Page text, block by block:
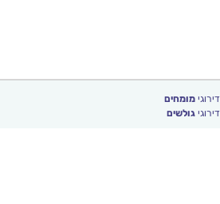
דירוגימומחים
דירוגיגולשים